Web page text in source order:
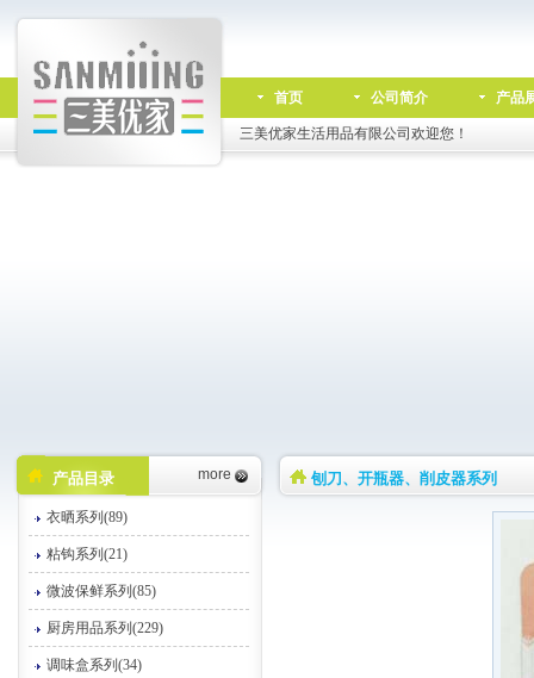
首页 公司简介 产品
三美优家生活用品有限公司欢迎您！
产品目录 more
衣晒系列(89)
粘钩系列(21)
微波保鲜系列(85)
厨房用品系列(229)
调味盒系列(34)
刨刀、开瓶器、削皮器系列